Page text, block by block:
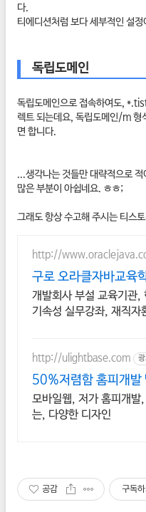
다.
티에디션처럼 보다 세부적인 설
독립도메인
독립도메인으로 접속하여도,
렉트 되는데요, 독립도메인/m 형
면 합니다.
...생각나는 것들만 대략적으로
많은 부분이 아쉽네요. ㅎㅎ;
그래도 항상 수고해 주시는 티스
http://
구로 오라클자바교육
개발회사 부설 교육기관,
기속성 실무강좌, 재직자
http://ulightbase.com
50%저렴함 홈피개발
모바일웹, 저가 홈피개
는, 다양한 디자인
공감 구독